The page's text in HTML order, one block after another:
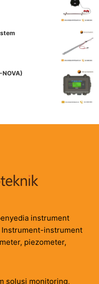
NOVA)
instrument
instrument
piezometer,
solusi monitoring,